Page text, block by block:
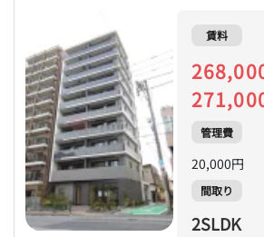
賃料
管理費
20,000円
間取り
2SLDK